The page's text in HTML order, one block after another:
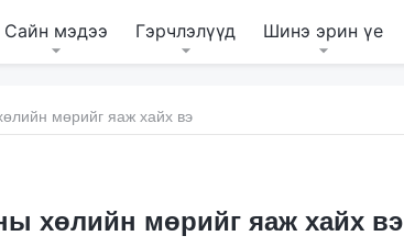
Сайн мэдээ Гэрчлэлүүд Шинэ эрин үе
мөрийг яаж хайх вэ
хөлийн мөрийг яаж хайх вэ